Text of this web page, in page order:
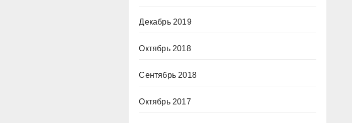
Декабрь 2019
Октябрь 2018
Сентябрь 2018
Октябрь 2017